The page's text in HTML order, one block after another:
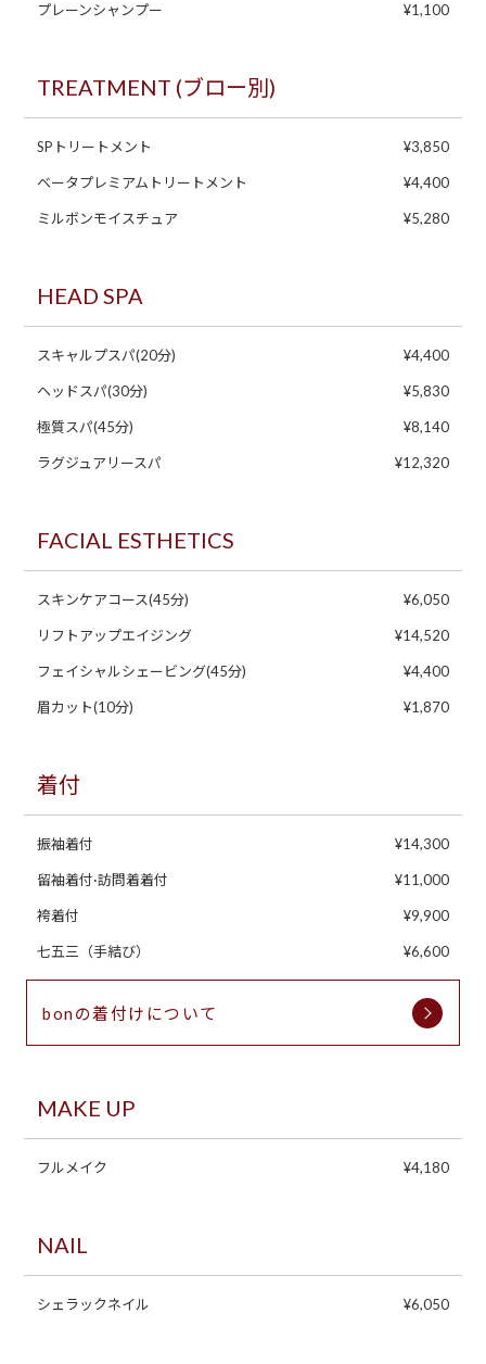
プレーンシャンプー ¥1,100
TREATMENT (ブロー別)
SPトリートメント ¥3,850
ベータプレミアムトリートメント ¥4,400
ミルボンモイスチュア ¥5,280
HEAD SPA
スキャルプスパ(20分) ¥4,400
ヘッドスパ(30分) ¥5,830
極質スパ(45分) ¥8,140
ラグジュアリースパ ¥12,320
FACIAL ESTHETICS
スキンケアコース(45分) ¥6,050
リフトアップエイジング ¥14,520
フェイシャルシェービング(45分) ¥4,400
眉カット(10分) ¥1,870
着付
振袖着付 ¥14,300
留袖着付·訪問着着付 ¥11,000
袴着付 ¥9,900
七五三（手結び） ¥6,600
bonの着付けについて
MAKE UP
フルメイク ¥4,180
NAIL
シェラックネイル ¥6,050